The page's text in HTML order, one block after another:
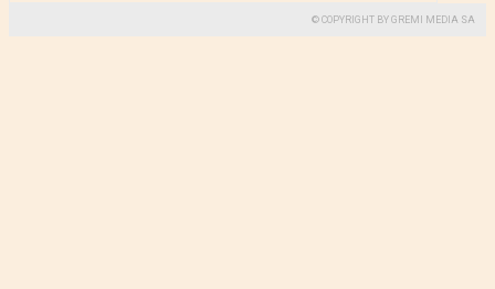
© COPYRIGHT BY GREMI MEDIA SA